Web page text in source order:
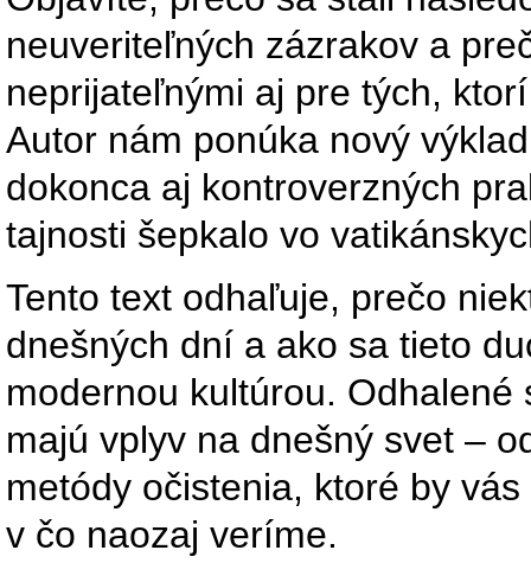
neuveriteľných zázrakov a
neprijateľnými aj pre tých,
Autor nám ponúka nový
dokonca aj kontroverzných
tajnosti šepkalo vo
Tento text odhaľuje, prečo
dnešných dní a ako sa tieto
modernou kultúrou.
majú vplyv na dnešný svet –
metódy očistenia, ktoré by
v čo naozaj veríme.